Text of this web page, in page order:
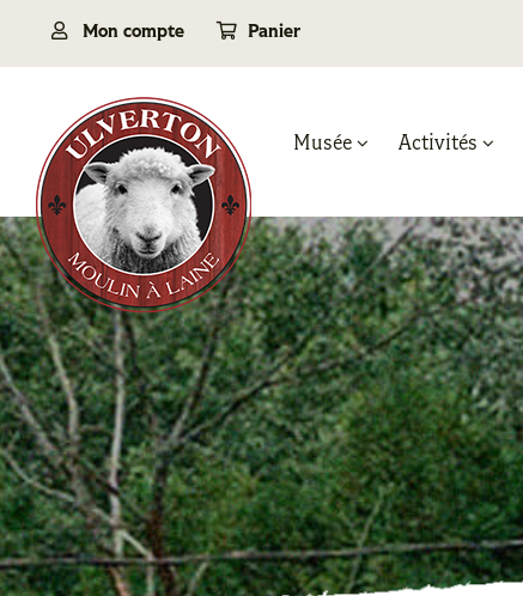
Passer
Mon compte Panier
Musée Activités